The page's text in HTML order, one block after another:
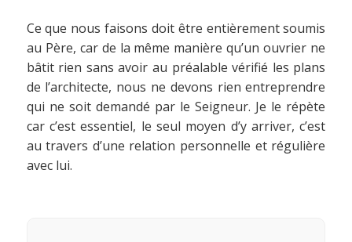
Ce que nous faisons doit être entièrement soumis
au Père, car de la même manière qu’un ouvrier ne
bâtit rien sans avoir au préalable vérifié les plans
de l’architecte, nous ne devons rien entreprendre
qui ne soit demandé par le Seigneur. Je le répète
car c’est essentiel, le seul moyen d’y arriver, c’est
au travers d’une relation personnelle et régulière
avec lui.